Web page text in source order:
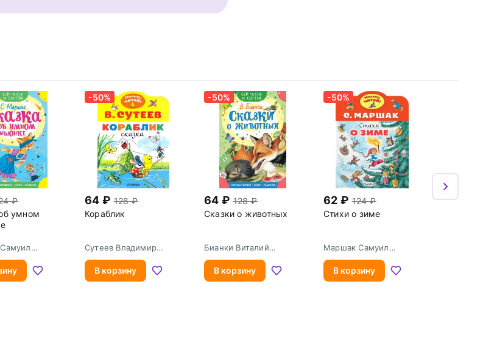
умном
-50%
64
128
Кораблик
Сутеев Владимир
В корзину
-50%
64
128
Сказки о животных
Бианки Виталий
В корзину
-50%
62
124
Стихи о зиме
Маршак Самуил
В корзину